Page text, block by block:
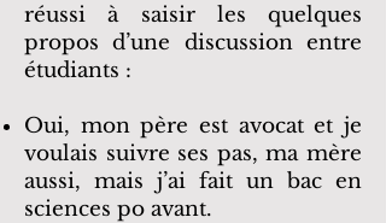
réussi à saisir les quelques
propos d’une discussion entre
étudiants :
Oui, mon père est avocat et je
voulais suivre ses pas, ma mère
aussi, mais j’ai fait un bac en
sciences po avant.